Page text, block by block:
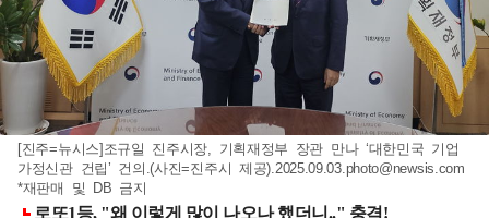
[진주=뉴시스]조규일 진주시장, 기획재정부 장관 만나 ‘대한민국 기업
가정신관 건립’ 건의.(사진=진주시 제공).2025.09.03.photo@newsis.com
*재판매 및 DB 금지